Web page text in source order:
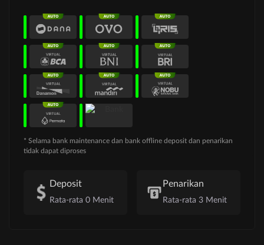
* Selama bank maintenance dan bank offline deposit dan penarikan
tidak dapat diproses
Deposit
Rata-rata 0 Menit
Penarikan
Rata-rata 3 Menit